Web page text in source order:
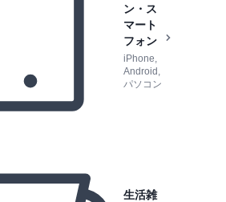
ン・ス
マート
フォン
iPhone,
Android,
パソコン
生活雑